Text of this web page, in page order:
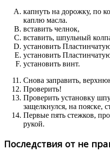
капнуть на дорожку, по
каплю масла.
вставить челнок,
вставить, шпульный
установить
установить
установить винт.
Снова заправить,
Проверить!
Проверить установку
защелкнулся, на пояске,
Первые пять стежков,
рукой.
Последствия от не